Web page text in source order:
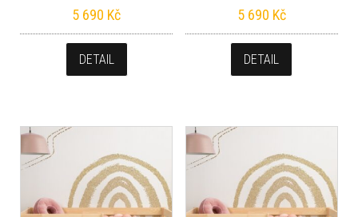
5 690 Kč
DETAIL
5 690 Kč
DETAIL